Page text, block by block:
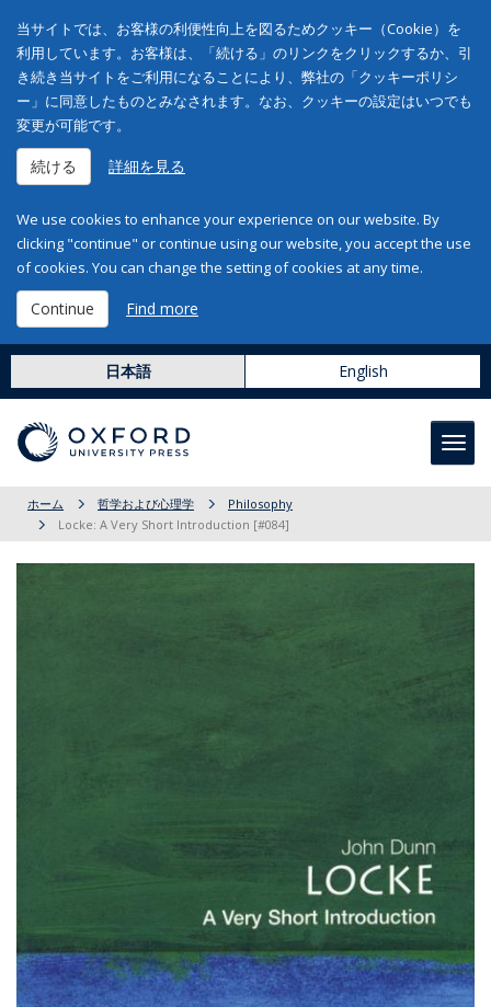
当サイトでは、お客様の利便性向上を図るためクッキー（Cookie）を
利用しています。お客様は、「続ける」のリンクをクリックするか、引
き続き当サイトをご利用になることにより、弊社の「クッキーポリシ
ー」に同意したものとみなされます。なお、クッキーの設定はいつでも
変更が可能です。
続ける 詳細を見る
We use cookies to enhance your experience on our website. By
clicking "continue" or continue using our website, you accept the use
of cookies. You can change the setting of cookies at any time.
Continue Find more
日本語 English
ホーム 哲学および心理学
Philosophy
Locke: A Very Short Introduction [#084]